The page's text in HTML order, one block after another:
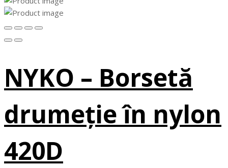
NYKO – Borsetă
drumeție în nylon
420D